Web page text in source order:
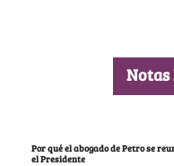
Notas
Por qué el abogado de Petro se
el Presidente